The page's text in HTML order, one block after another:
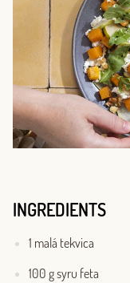
INGREDIENTS
1 malá tekvica
100 g syru feta